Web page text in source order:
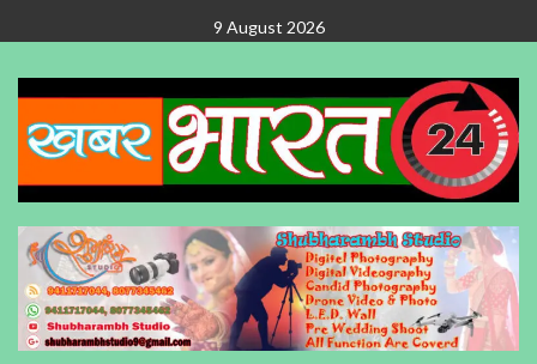
to
content
9 August 2026